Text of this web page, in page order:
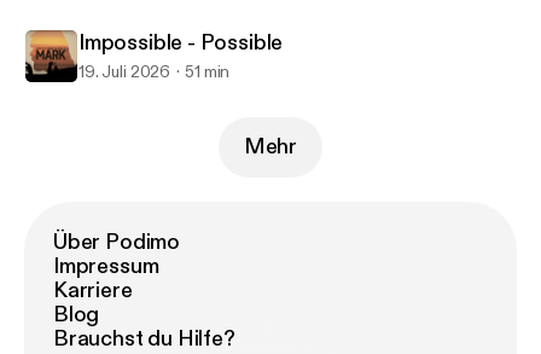
Impossible - Possible
19. Juli 2026 51 min
Mehr
Über Podimo
Impressum
Karriere
Blog
Brauchst du Hilfe?